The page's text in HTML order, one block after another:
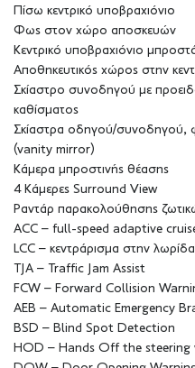
Πίσω κεντρικό υποβραχιόνιο
Φως στον χώρο αποσκευών
Κεντρικό υποβραχιόνιο
Αποθηκευτικός χώρος στην
Σκίαστρο συνοδηγού με
καθίσματος
Σκίαστρα οδηγού/συνοδηγού,
(vanity mirror)
Κάμερα μπροστινής θέασης
4 Κάμερες Surround View
Ραντάρ παρακολούθησης
ACC – full-speed adaptive
LCC – κεντράρισμα στην
TJA – Traffic Jam Assist
FCW – Forward Collision
AEB – Automatic Emergency
BSD – Blind Spot Detection
HOD – Hands Off the steering